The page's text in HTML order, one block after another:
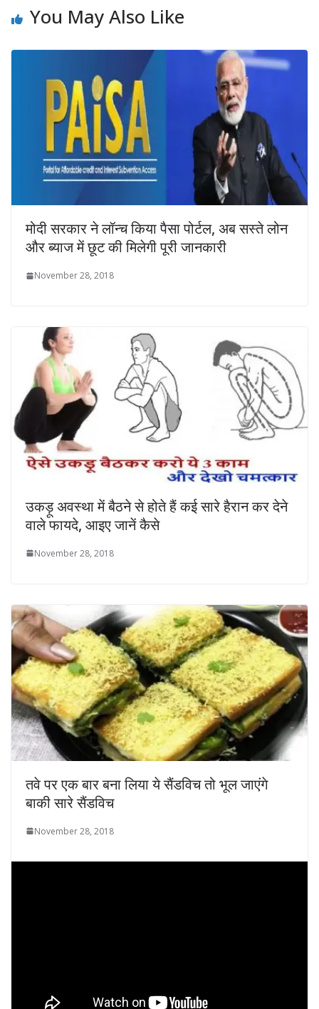
You May Also Like
मोदी सरकार ने लॉन्‍च किया पैसा पोर्टल, अब सस्ते लोन
और ब्याज में छूट की मिलेगी पूरी जानकारी
November 28, 2018
उकड़ू अवस्था में बैठने से होते हैं कई सारे हैरान कर देने
वाले फायदे, आइए जानें कैसे
November 28, 2018
तवे पर एक बार बना लिया ये सैंडविच तो भूल जाएंगे
बाकी सारे सैंडविच
November 28, 2018